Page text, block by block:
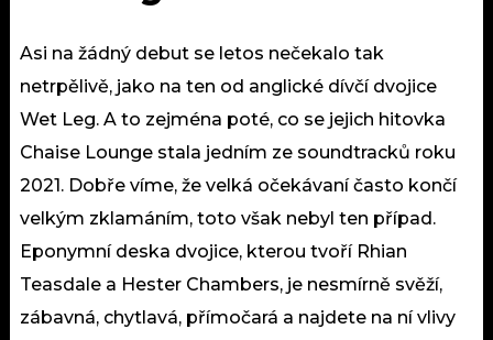
Asi na žádný debut se letos nečekalo tak
netrpělivě, jako na ten od anglické dívčí dvojice
Wet Leg. A to zejména poté, co se jejich hitovka
Chaise Lounge stala jedním ze soundtracků roku
2021. Dobře víme, že velká očekávaní často končí
velkým zklamáním, toto však nebyl ten případ.
Eponymní deska dvojice, kterou tvoří Rhian
Teasdale a Hester Chambers, je nesmírně svěží,
zábavná, chytlavá, přímočará a najdete na ní vlivy